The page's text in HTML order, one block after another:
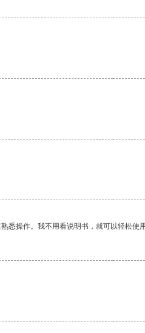
悉操作。我不用看说明书，就可以轻松使